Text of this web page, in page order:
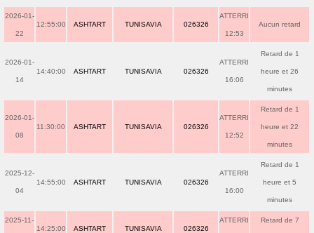
2026-01-
22
12:55:00 ASHTART TUNISAVIA 026326
ATTERRI
12:53
Aucun retard
2026-01-
14
14:40:00 ASHTART TUNISAVIA 026326
ATTERRI
16:06
Retard de 1
heure et 26
minutes
2026-01-
08
11:30:00 ASHTART TUNISAVIA 026326
ATTERRI
12:52
Retard de 1
heure et 22
minutes
2025-12-
04
14:55:00 ASHTART TUNISAVIA 026326
ATTERRI
16:00
Retard de 1
heure et 5
minutes
2025-11-
14:25:00 ASHTART TUNISAVIA 026326
ATTERRI Retard de 7